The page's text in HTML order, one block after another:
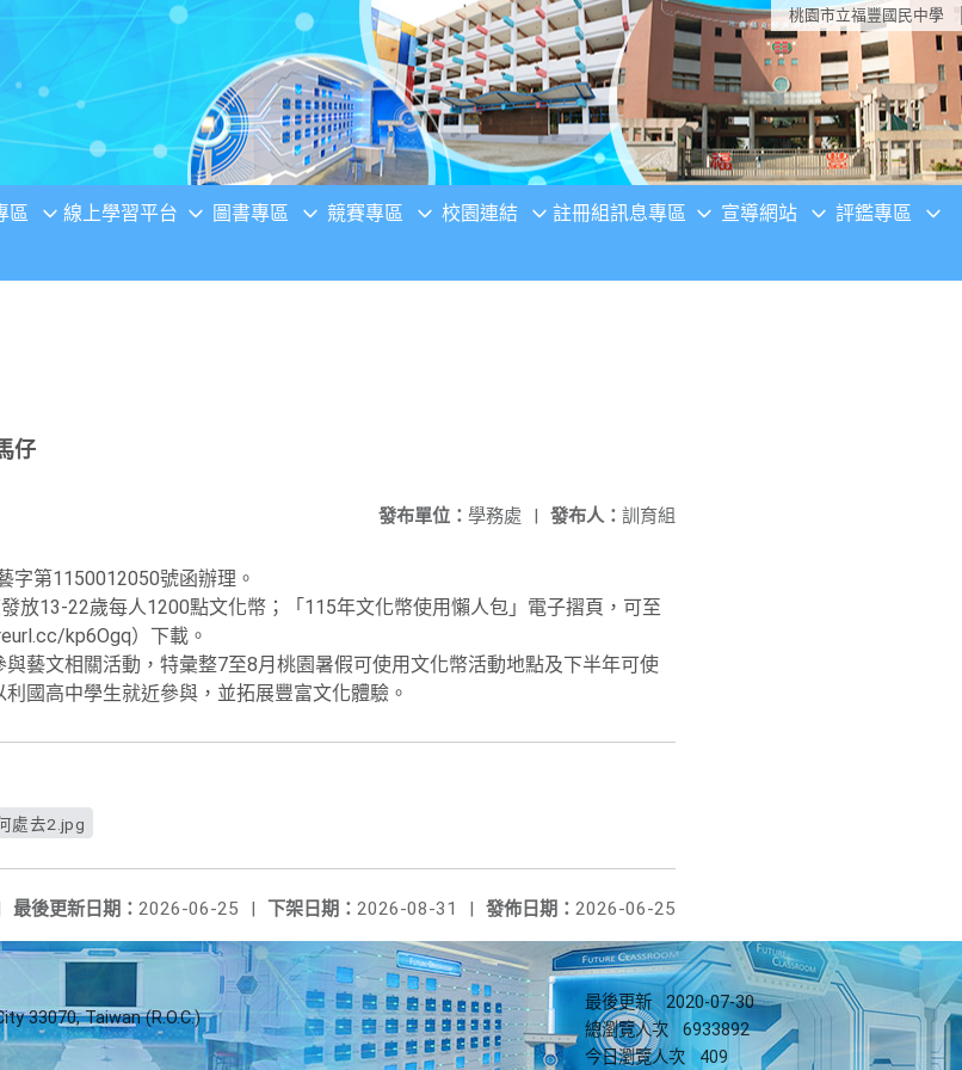
桃園市立福豐國民中學
區 線上學習平台 圖書專區 競賽專區 校園連結 註冊組訊息專區 宣導網站 評鑑專區
仔
發布人： 訓育組
發布單位： 學務處 |
字第1150012050號函辦理。
放13-22歲每人1200點文化幣；「115年文化幣使用懶人包」電子摺頁，可至
kp6Ogq）下載。
藝文相關活動，特彙整7至8月桃園暑假可使用文化幣活動地點及下半年可使
國高中學生就近參與，並拓展豐富文化體驗。
處去2.jpg
發佈日期： 2026-06-25
下架日期： 2026-08-31 |
最後更新日期： 2026-06-25 |
33070, Taiwan (R.O.C.)
最後更新
2020-07-30
總瀏覽人次
6933892
今日瀏覽人次
409